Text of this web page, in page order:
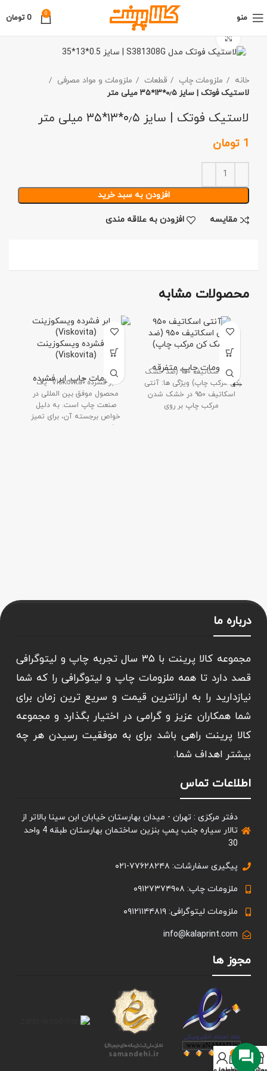
منو 0
0 تومان
برای بزرگنمایی کلیک کنید
خانه ملزومات چاپ قطعات
ملزومات و مواد مصرفی
لاستیک فوتک | سایز ۰٫۵*۱۳*۳۵ میلی متر
لاستیک فوتک | سایز ۰٫۵*۱۳*۳۵ میلی متر
1 تومان
افزودن به سبد خرید
مقايسه افزودن به علاقه مندی
محصولات مشابه
آنتی اسکاتیف ۹۵۰ (ضد
خشک کن مرکب چاپ)
ملزومات چاپ, متفرقه
آنتی اسکاتیف ۹۵۰ (ضد خشک
کن مرکب چاپ) ویژگی ها: آنتی
اسکاتیف ۹۵۰ در خشک شدن
مرکب چاپ بر روی
ابر فشرده ویسکوزینت
(Viskovita)
ملزومات چاپ,ابر فشرده
ابر فشرده "Viskovita" یک
محصول موفق بین المللی در
صنعت چاپ است. به دلیل
خواص برجسته آن، برای تمیز
کردن صفحات چاپ بسیار
درباره ما
مجموعه کالا پرینت با ۳۵ سال تجربه چاپ و لیتوگرافی
قصد دارد تا همه ملزومات چاپ و لیتوگرافی را که شما
نیازدارید را به ارزانترین قیمت و سریع ترین زمان برای
شما همکاران عزیز و گرامی در اختیار بگذارد و مجموعه
کالا پرینت راهی باشد برای به موفقیت رسیدن هر چه
بیشتر اهداف شما.
اطلاعات تماس
دفتر مرکزی : تهران - میدان بهارستان خیابان ابن سینا بالاتر از
تالار سیاره جنب پمپ بنزین ساختمان بهارستان طبقه 4 واحد
30
پیگیری سفارشات: ۷۷۶۲۸۲۴۸-۰۲۱
ملزومات چاپ: ۰۹۱۲۷۳۷۴۹۰۸
ملزومات لیتوگرافی: ۰۹۱۲۱۱۴۴۸۱۹
info@kalaprint.com
مجوز ها
0